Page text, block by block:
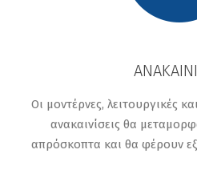
Οι μοντέρνες, λειτουργικές
ανακαινίσεις θα
απρόσκοπτα και θα φέρουν